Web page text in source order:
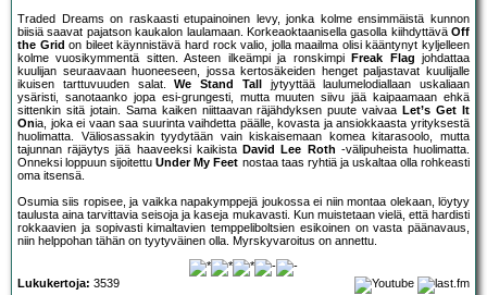
Traded Dreams on raskaasti etupainoinen levy, jonka kolme ensimmäistä kunnon
biisiä saavat pajatson kaukalon laulamaan. Korkeaoktaanisella gasolla kiihdyttävä Off
the Grid on bileet käynnistävä hard rock valio, jolla maailma olisi kääntynyt kyljelleen
kolme vuosikymmentä sitten. Asteen ilkeämpi ja ronskimpi
Freak Flag johdattaa
kuulijan seuraavaan huoneeseen, jossa kertosäkeiden henget paljastavat kuulijalle
ikuisen tarttuvuuden salat.We Stand Tall
jytyyttää laulumelodiallaan uskaliaan
ysäristi, sanotaanko jopa esi-grungesti, mutta muuten siivu jää kaipaamaan ehkä
sittenkin sitä jotain. Sama kaiken niittaavan räjähdyksen puute vaivaa Let’s Get It
Onia, joka ei vaan saa suurinta vaihdetta päälle, kovasta ja ansiokkaasta yrityksestä
huolimatta. Väliosassakin tyydytään vain kiskaisemaan komea kitarasoolo, mutta
tajunnan räjäytys jää haaveeksi kaikista David Lee Roth -välipuheista huolimatta.
Onneksi loppuun sijoitettuUnder My Feet nostaa taas ryhtiä ja uskaltaa olla rohkeasti
oma itsensä.
Osumia siis ropisee, ja vaikka napakymppejä joukossa ei niin montaa olekaan, löytyy
taulusta aina tarvittavia seisoja ja kaseja mukavasti. Kun muistetaan vielä, että hardisti
rokkaavien ja sopivasti kimaltavien temppeliboltsien esikoinen on vasta päänavaus,
niin helppohan tähän on tyytyväinen olla. Myrskyvaroitus on annettu.
Lukukertoja: 3539